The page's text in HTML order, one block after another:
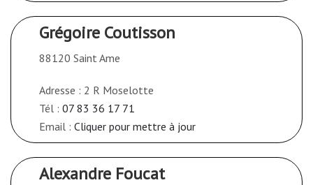
Grégoire Coutisson
88120 Saint Ame
Adresse : 2 R Moselotte
Tél : 07 83 36 17 71
Email : Cliquer pour mettre à jour
Alexandre Foucat